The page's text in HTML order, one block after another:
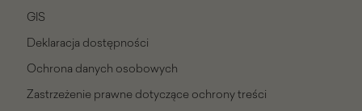
GIS
Deklaracja dostępności
Ochrona danych osobowych
Zastrzeżenie prawne dotyczące ochrony treści